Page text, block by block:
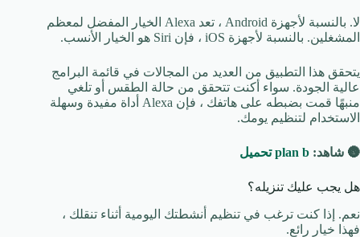
لا. بالنسبة لأجهزة Android ، تعد Alexa الخيار المفضل لمعظم
المشغلين. بالنسبة لأجهزة iOS ، فإن Siri هو الخيار الأنسب.
يتحقق هذا التطبيق من العديد من المجالات في قائمة البرامج
عالية الجودة. سواء أكنت تتحقق من حالة الطقس أو تلغي
منبهًا قمت بضبطه على هاتفك ، فإن Alexa أداة مفيدة وسهلة
الاستخدام لتنظيم يومك.
🌚 شاهد: plan b تحميل
هل يجب عليك تنزيله؟
نعم. إذا كنت ترغب في تنظيم أنشطتك اليومية أثناء تنقلك ،
فهذا خيار رائع.